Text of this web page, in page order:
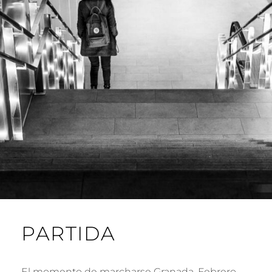
PARTIDA